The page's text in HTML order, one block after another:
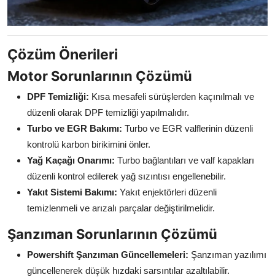
Çözüm Önerileri
Motor Sorunlarının Çözümü
DPF Temizliği: Kısa mesafeli sürüşlerden kaçınılmalı ve
düzenli olarak DPF temizliği yapılmalıdır.
Turbo ve EGR Bakımı: Turbo ve EGR valflerinin düzenli
kontrolü karbon birikimini önler.
Yağ Kaçağı Onarımı: Turbo bağlantıları ve valf kapakları
düzenli kontrol edilerek yağ sızıntısı engellenebilir.
Yakıt Sistemi Bakımı: Yakıt enjektörleri düzenli
temizlenmeli ve arızalı parçalar değiştirilmelidir.
Şanzıman Sorunlarının Çözümü
Powershift Şanzıman Güncellemeleri: Şanzıman yazılımı
güncellenerek düşük hızdaki sarsıntılar azaltılabilir.